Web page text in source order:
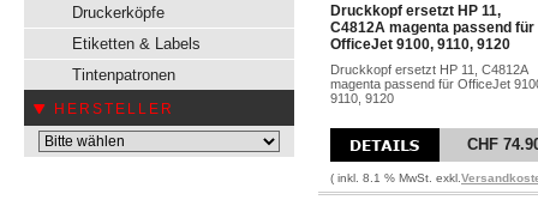
Druckerköpfe
Etiketten & Labels
Tintenpatronen
HERSTELLER
Druckkopf ersetzt HP 11,
C4812A magenta passend für
OfficeJet 9100, 9110, 9120
Druckkopf ersetzt HP 11, C4812A
magenta passend für OfficeJet
9110, 9120
CHF
( inkl. 8.1 % MwSt. exkl.